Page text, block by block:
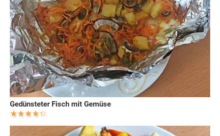
Gedünsteter Fisch mit Gemüse